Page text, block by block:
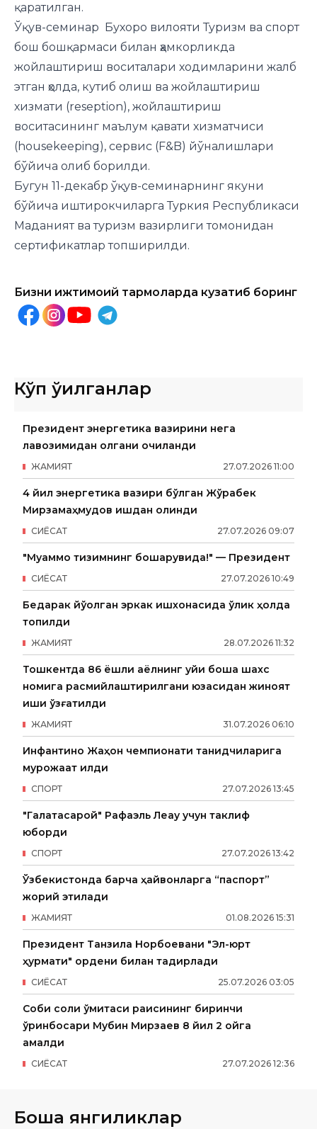
қаратилган.
Ўқув-семинар Бухоро вилояти Туризм ва спорт
бош бошқармаси билан ҳамкорликда
жойлаштириш воситалари ходимларини жалб
этган ҳолда, кутиб олиш ва жойлаштириш
хизмати (reseption), жойлаштириш
воситасининг маълум қавати хизматчиси
(housekeeping), сервис (F&B) йўналишлари
бўйича олиб борилди.
Бугун 11-декабр ўқув-семинарнинг якуни
бўйича иштирокчиларга Туркия Республикаси
Маданият ва туризм вазирлиги томонидан
сертификатлартопширилди.
Бизни ижтимоий тармоқларда кузатиб боринг
Кўп ўқилганлар
Президент энергетика вазирини нега
лавозимидан олгани очиқланди
27.07.2026 11:00
ЖАМИЯТ
4 йил энергетика вазири бўлган Жўрабек
Мирзамаҳмудов ишдан олинди
27.07.2026 09:07
СИËСАТ
"Муаммо тизимнинг бошқарувида!" — Президент
27.07.2026 10:49
СИËСАТ
Бедарак йўқолган эркак ишхонасида ўлик ҳолда
топилди
28.07.2026 11:32
ЖАМИЯТ
Тошкентда 86 ёшли аёлнинг уйи бошқа шахс
номига расмийлаштирилгани юзасидан жиноят
иши қўзғатилди
31.07.2026 06:10
ЖАМИЯТ
Инфантино Жаҳон чемпионати танқидчиларига
мурожаат қилди
27.07.2026 13:45
СПОРТ
"Галатасарой" Рафаэль Леау учун таклиф
юборди
27.07.2026 13:42
СПОРТ
Ўзбекистонда барча ҳайвонларга “паспорт”
жорий этилади
01.08.2026 15:31
ЖАМИЯТ
Президент Танзила Норбоевани "Эл-юрт
ҳурмати" ордени билан тақдирлади
25.07.2026 03:05
СИËСАТ
Собиқ солиқ қўмитаси раисининг биринчи
ўринбосари Мубин Мирзаев 8 йил 2 ойга
қамалди
27.07.2026 12:36
СИËСАТ
Бошқа янгиликлар